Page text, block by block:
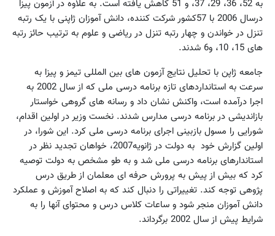
به 52، 36، 29، 37، و 51 کاهش یافته است. به علاوه در آزمون پیزا
درسال 2006 با 57کشور شرکت کننده، دانش آموزان ژاپنی با یک رتبه
تنزل در خواندن و چهار رتبه تنزل در ریاضی و علوم به ترتیب حائز رتبه
های 15، 10، و6 شدند.
جامعه ژاپن با تحلیل نتایج آزمون های بین المللی تیمز و پیزا به
سرعت به استانداردهای تازه برنامه درسی ملی که از سال 2002 به
اجرا درآمده است، واکنش نشان داد و رسانه های گروهی خواستار
بازاندیشی در برنامه درسی مدارس شدند. نخست وزیر در اولین اقدام،
شورایی را مسول بازبینی اجرای برنامه درسی ملی کرد. این شورا، در
اولین گزارش خود به دولت در ژانویه2007، خواهان تجدید نظر در
استاندارهای برنامه درسی ملی شد و به طو مشخص به دولت توصیه
کرد که بیش از پیش به پرورش حرفه ای معلمان از طریق درس
پژوهی توجه کند. تغییراتی را دنبال کند که به اصلاح آموزش و عملکرد
دانش آموزان منجر شود و ساعات کلاس درس و محتوای آنها را به
شرایط پیش از سال 2002 برگرداند.